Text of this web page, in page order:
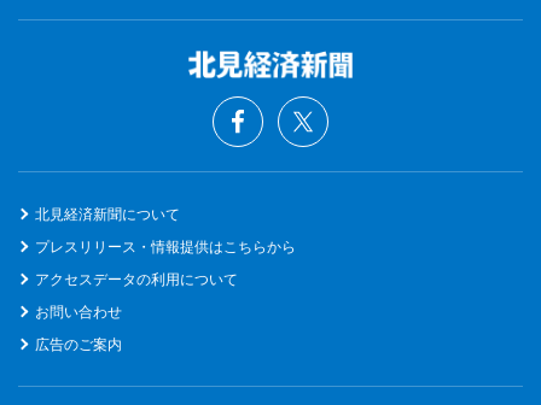
北見経済新聞について
プレスリリース・情報提供はこちらから
アクセスデータの利用について
お問い合わせ
広告のご案内